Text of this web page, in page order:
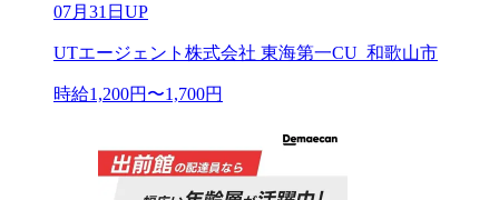
07月31日UP
UTエージェント株式会社 東海第一CU_和歌山市
時給1,200円〜1,700円